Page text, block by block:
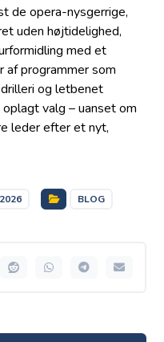
de opera-nysgerrige,
uden højtidelighed,
med et
af programmer som
og letbenet
valg – uanset om
leder efter et nyt,
BLOG